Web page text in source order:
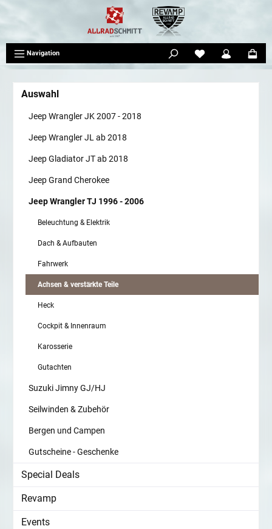
Navigation
Auswahl
Jeep Wrangler JK 2007 - 2018
Jeep Wrangler JL ab 2018
Jeep Gladiator JT ab 2018
Jeep Grand Cherokee
Jeep Wrangler TJ 1996 - 2006
Beleuchtung & Elektrik
Dach & Aufbauten
Fahrwerk
Achsen & verstärkte Teile
Heck
Cockpit & Innenraum
Karosserie
Gutachten
Suzuki Jimny GJ/HJ
Seilwinden & Zubehör
Bergen und Campen
Gutscheine - Geschenke
Special Deals
Revamp
Events